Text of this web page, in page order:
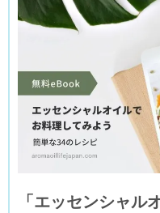
「エッセンシャル